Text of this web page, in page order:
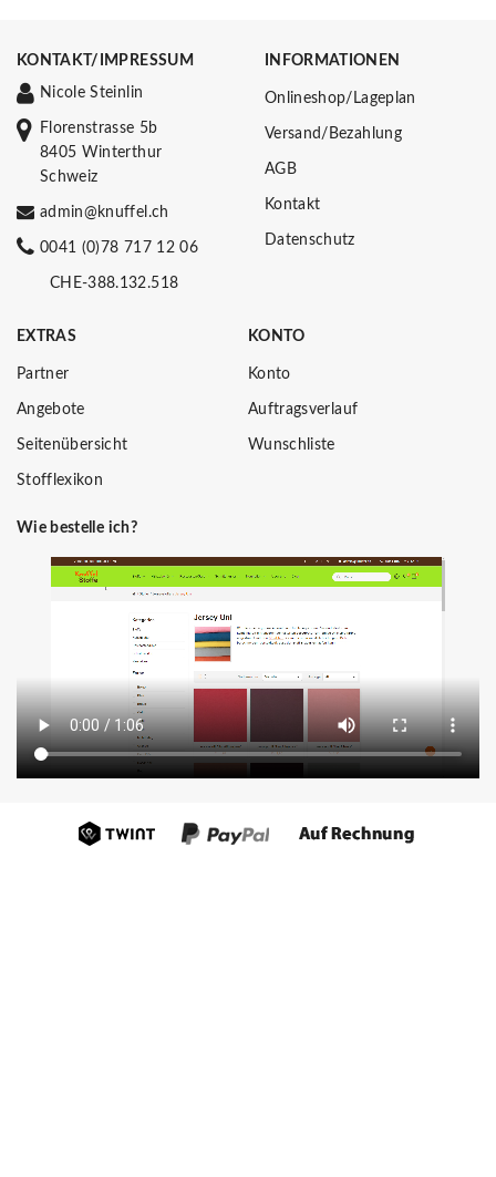
KONTAKT/IMPRESSUM
Nicole Steinlin
Florenstrasse 5b
8405 Winterthur
Schweiz
admin@knuffel.ch
0041 (0)78 717 12 06
CHE-388.132.518
INFORMATIONEN
Onlineshop/Lageplan
Versand/Bezahlung
AGB
Kontakt
Datenschutz
EXTRAS
Partner
Angebote
Seitenübersicht
Stofflexikon
KONTO
Konto
Auftragsverlauf
Wunschliste
Wie bestelle ich?